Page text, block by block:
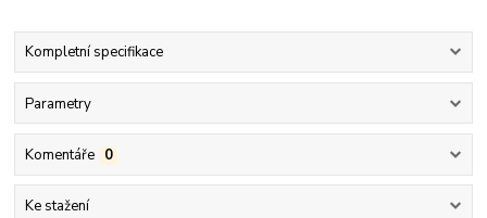
Kompletní specifikace
Parametry
Komentáře 0
Ke stažení